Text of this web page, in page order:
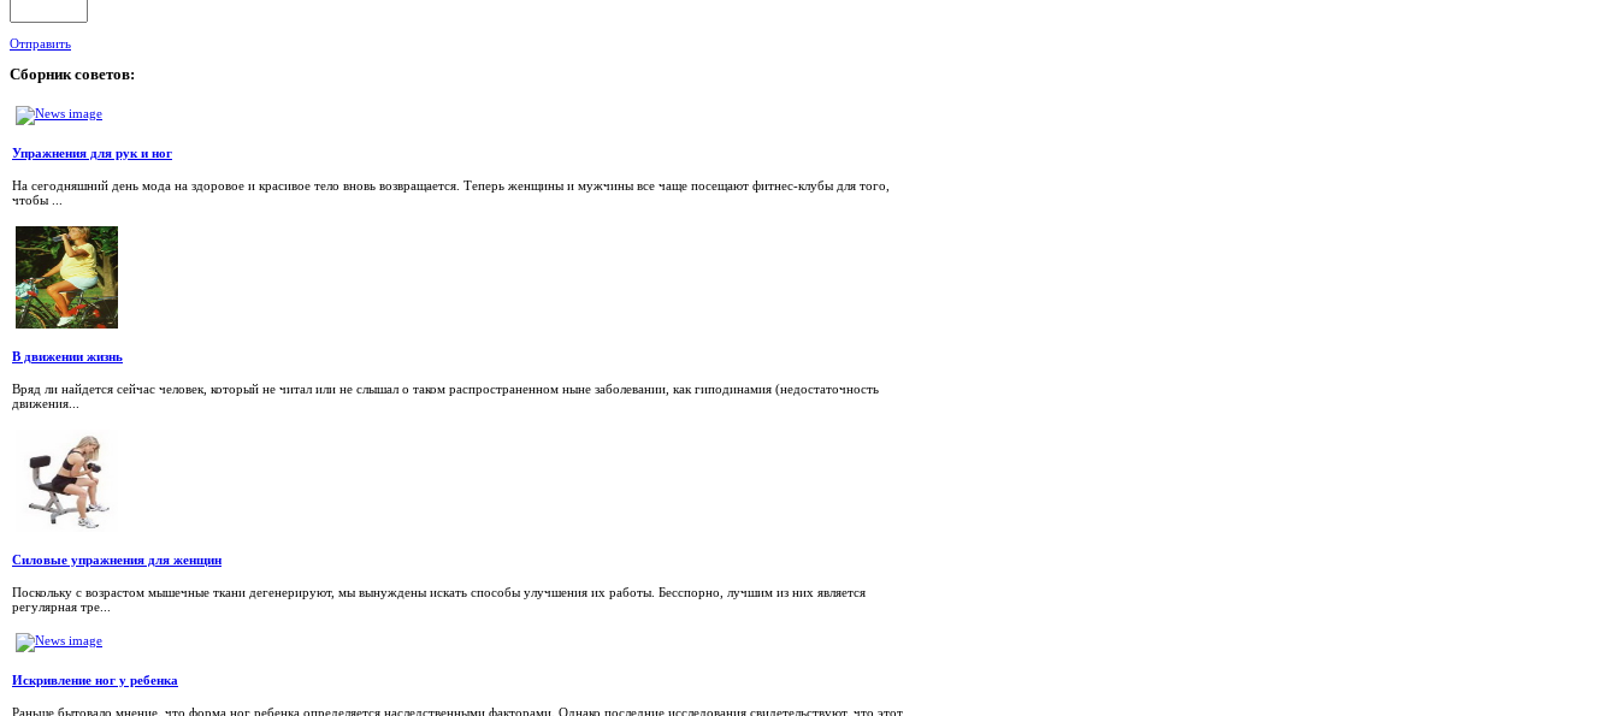
Отправить
Сборниксоветов:
Упражнения для рук и ног
На сегодняшний день мода на здоровое и красивое тело вновь возвращается. Теперь женщины и мужчины все чаще посещают фитнес-клубы для того,
чтобы ...
В движении жизнь
Вряд ли найдется сейчас человек, который не читал или не слышал о таком распространенном ныне заболевании, как гиподинамия (недостаточность
движения...
Силовые упражнения для женщин
Поскольку с возрастом мышечные ткани дегенерируют, мы вынуждены искать способы улучшения их работы. Бесспорно, лучшим из них является
регулярная тре...
Искривление ног у ребенка
Раньше бытовало мнение, что форма ног ребенка определяется наследственными факторами. Однако последние исследования свидетельствуют, что этот